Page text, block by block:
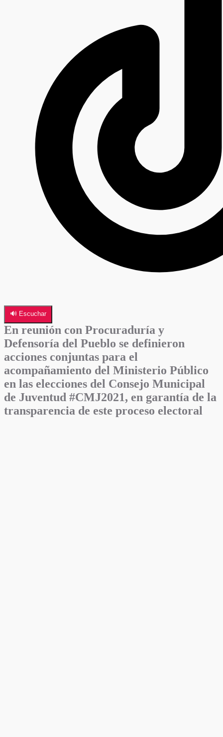
🔊 Escuchar
En reunión con Procuraduría y
Defensoría del Pueblo se definieron
acciones conjuntas para el
acompañamiento del Ministerio Público
en las elecciones del Consejo Municipal
de Juventud #CMJ2021, en garantía de la
transparencia de este proceso electoral